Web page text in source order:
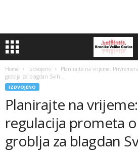
Home Izdvojeno
Planirajte na vrijeme:
groblja za blagdan Svih...
IZDVOJENO
Planirajte na
regulacija prometa
groblja za blagdan